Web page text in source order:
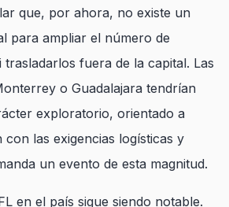
que, por ahora, no existe un
para ampliar el número de
trasladarlos fuera de la capital. Las
o Guadalajara tendrían
exploratorio, orientado a
las exigencias logísticas y
un evento de esta magnitud.
en el país sigue siendo notable.